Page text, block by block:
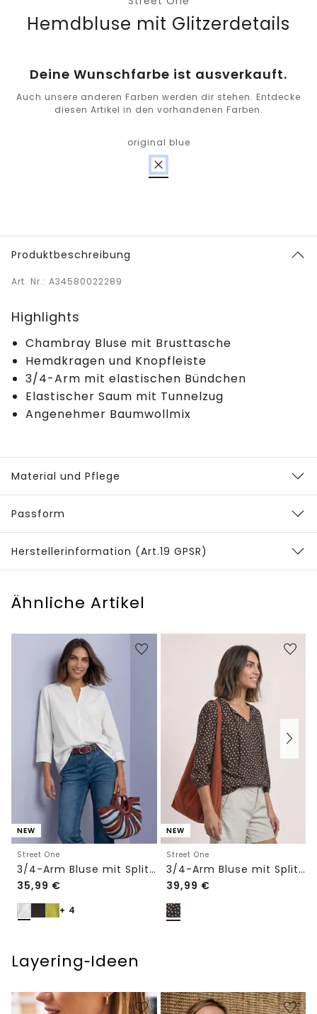
Hemdbluse mit Glitzerdetails
Deine Wunschfarbe ist ausverkauft.
Auch unsere anderen Farben werden dir stehen. Entdecke
diesen Artikel in den vorhandenen Farben.
original blue
Produktbeschreibung
Art. Nr.: A34580022289
Highlights
Chambray Bluse mit Brusttasche
Hemdkragen und Knopfleiste
3/4-Arm mit elastischen Bündchen
Elastischer Saum mit Tunnelzug
Angenehmer Baumwollmix
Material und Pflege
Passform
Herstellerinformation (Art.19 GPSR)
Ähnliche Artikel
NEW
Street One
3/4-Arm Bluse mit Split Neck
35,99 €
+ 4
NEW
Street One
3/4-Arm Bluse mit Split Neck und Bändern
39,99 €
Layering‑Ideen